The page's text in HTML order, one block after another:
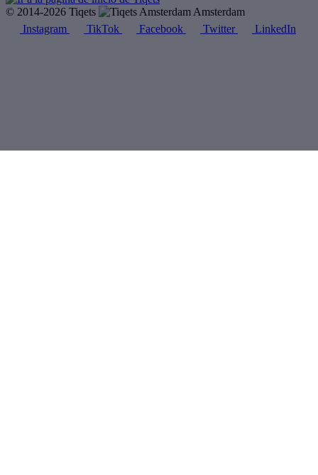
© 2014-2026 Tiqets
Amsterdam
Instagram
TikTok Facebook Twitter LinkedIn